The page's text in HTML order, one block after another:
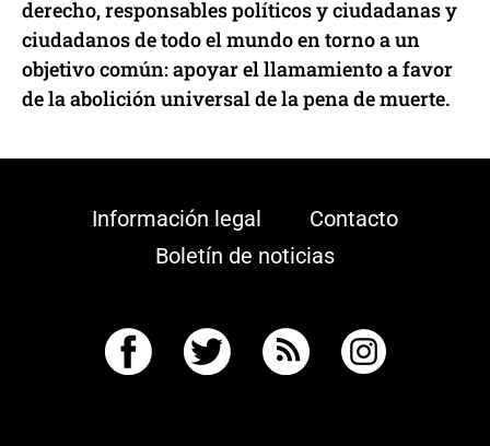
derecho, responsables políticos y ciudadanas y
ciudadanos de todo el mundo en torno a un
objetivo común: apoyar el llamamiento a favor
de la abolición universal de la pena de muerte.
Información legal
Contacto
Boletín de noticias